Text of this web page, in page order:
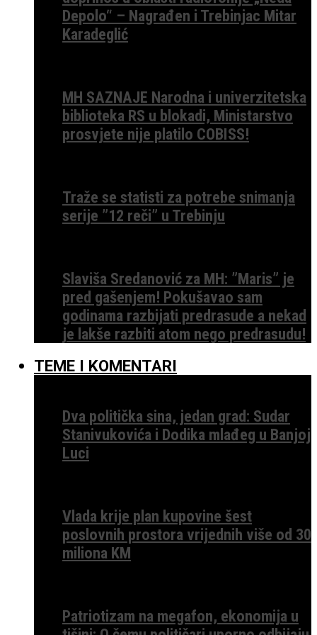
Depolo“ – Nagrađen i Trebinjac Mitar
Karadeglić
MH SAZNAJE Narodna i univerzitetska
biblioteka RS u blokadi, Ministarstvo
prosvjete nije platilo COBISS!
Traže se statisti za potrebe snimanja
serije ”12 reči” u Trebinju
Slaviša Sredanović za MH: ”Maris” je
pred gašenjem! Pokušavao sam
godinama razbijati predrasude a nekad
je lakše razbiti atom nego predrasudu!
TEME I KOMENTARI
Dva politička sina, jedan grad: Sudar
Stanivukovića i Dodika mlađeg u Banjoj
Luci
Vlada krije plan kupovine šest
poslovnih prostora vrijednih više od 30
miliona KM
Patriotizam na megafon, ekonomija u